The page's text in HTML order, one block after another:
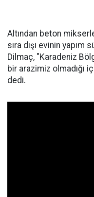
Altından beton
sıra dışı evinin
Dilmaç, "Karadeniz
bir arazimiz olmadığı
dedi.